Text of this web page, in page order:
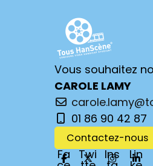
Vous souhaitez
CAROLE LAMY
01 86 90 42 87
Contactez-nous
Fa Twi Ins Lin